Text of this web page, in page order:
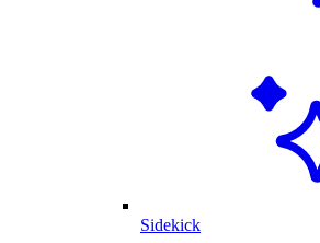
Sidekick